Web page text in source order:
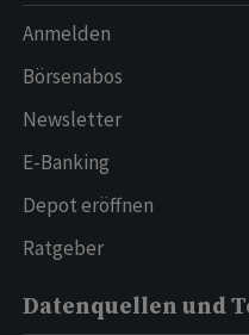
Anmelden
Börsenabos
Newsletter
E-Banking
Depot eröffnen
Ratgeber
Datenquellen und